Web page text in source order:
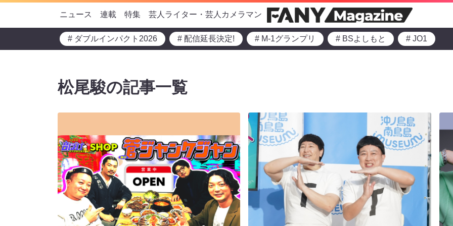
ニュース 連載 特集 芸人ライター・芸人カメラマン
# ダブルインパクト2026 # 配信延長決定! # M-1グランプリ # BSよしもと # JO1
松尾駿の記事一覧